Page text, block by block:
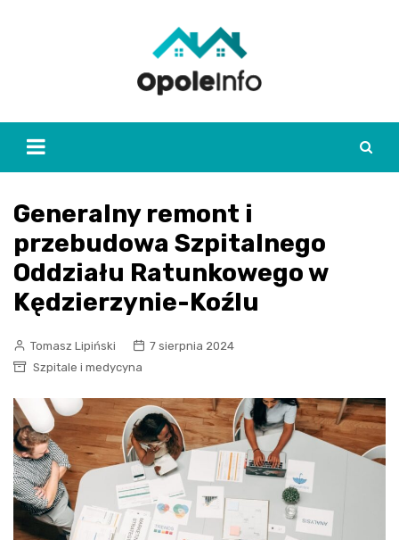
Generalny remont i
przebudowa Szpitalnego
Oddziału Ratunkowego w
Kędzierzynie-Koźlu
Tomasz Lipiński
7 sierpnia 2024
Szpitale i medycyna